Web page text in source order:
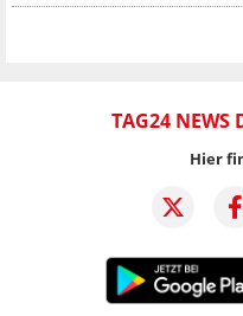
TAG24
Hier